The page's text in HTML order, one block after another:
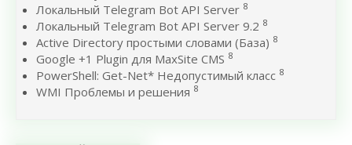
Локальный Telegram Bot API Server 8
Локальный Telegram Bot API Server 9.2 8
Active Directory простыми словами (База) 8
Google +1 Plugin для MaxSite CMS 8
PowerShell: Get-Net* Недопустимый класс 8
WMI Проблемы и решения 8